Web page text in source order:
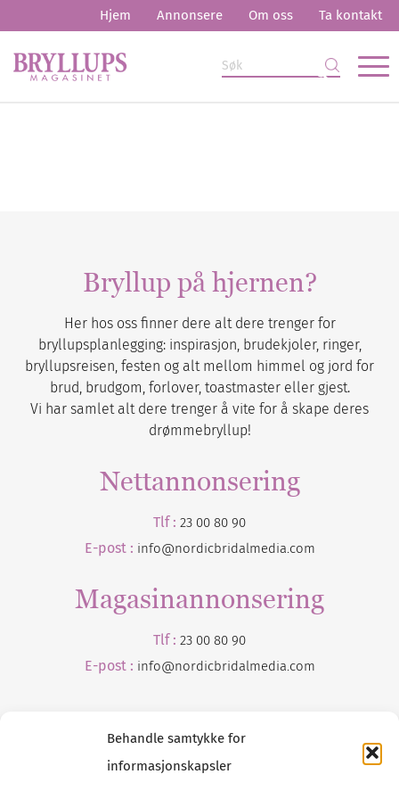
Behandle samtykke for
informasjonskapsler
Hjem Annonsere Om oss Ta kontakt
Bryllup på hjernen?
Her hos oss finner dere alt dere trenger for
bryllupsplanlegging: inspirasjon, brudekjoler, ringer,
bryllupsreisen, festen og alt mellom himmel og jord for
brud, brudgom, forlover, toastmaster eller gjest.
Vi har samlet alt dere trenger å vite for å skape deres
drømmebryllup!
Nettannonsering
Tlf : 23 00 80 90
E-post : info@nordicbridalmedia.com
Magasinannonsering
Tlf : 23 00 80 90
E-post : info@nordicbridalmedia.com